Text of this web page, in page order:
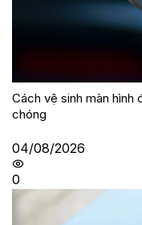
Cách vệ sinh màn hình
chóng
04/08/2026
0